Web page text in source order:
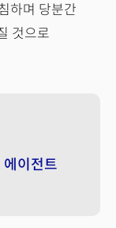
하며 당분간
것으로
에이전트